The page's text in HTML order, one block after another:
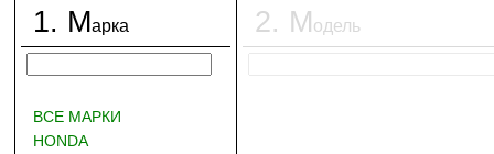
1. Марка
ВСЕ МАРКИ
HONDA
2. Модель